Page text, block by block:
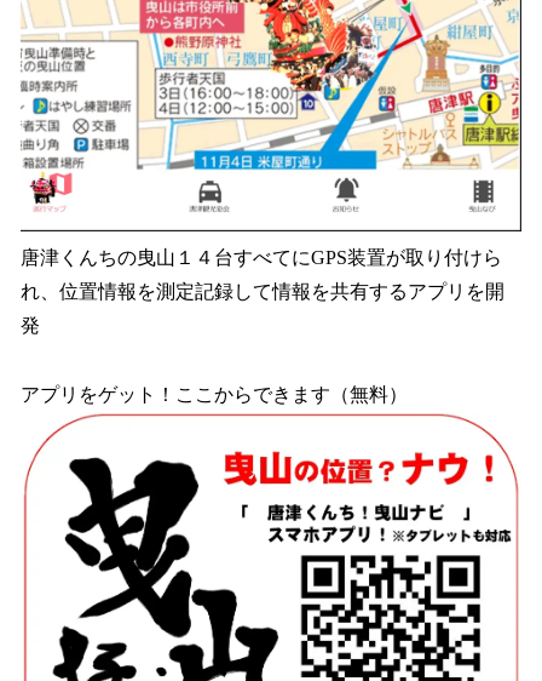
唐津くんちの曳山１４台すべてにGPS装置が取り付けら
れ、位置情報を測定記録して情報を共有するアプリを開
発
アプリをゲット！ここからできます（無料）